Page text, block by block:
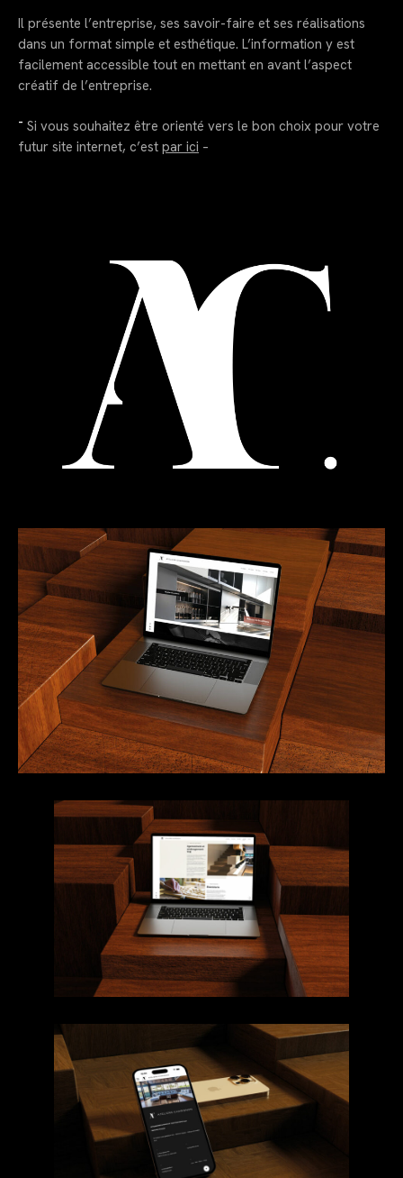
Il présente l’entreprise, ses savoir-faire et ses réalisations
dans un format simple et esthétique. L’information y est
facilement accessible tout en mettant en avant l’aspect
créatif de l’entreprise.
– Si vous souhaitez être orienté vers le bon choix pour votre
futur site internet, c’est par ici –